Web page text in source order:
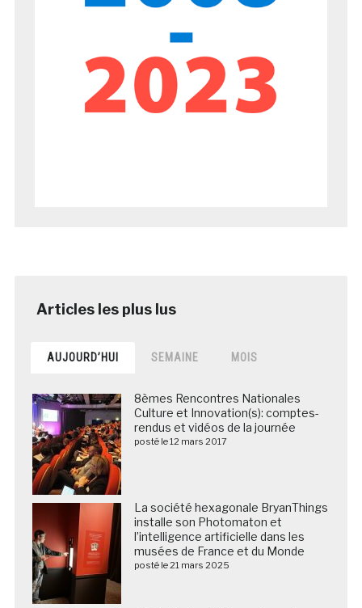
AUJOURD’HUI SEMAINE MOIS
8èmes Rencontres Nationales
Culture et Innovation(s): comptes-
rendus et vidéos de la journée
posté le 12 mars 2017
La société hexagonale BryanThings
installe son Photomaton et
l’intelligence artificielle dans les
musées de France et du Monde
posté le 21 mars 2025